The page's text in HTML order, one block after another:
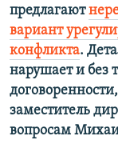
предлагают
вариант
конфликта.
нарушает и без
заместитель
вопросам